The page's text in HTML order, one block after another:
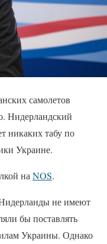
самолетов
Нидерландский
никаких табу по
Украине.
на NOS.
не имеют
бы поставлять
Украины. Однако